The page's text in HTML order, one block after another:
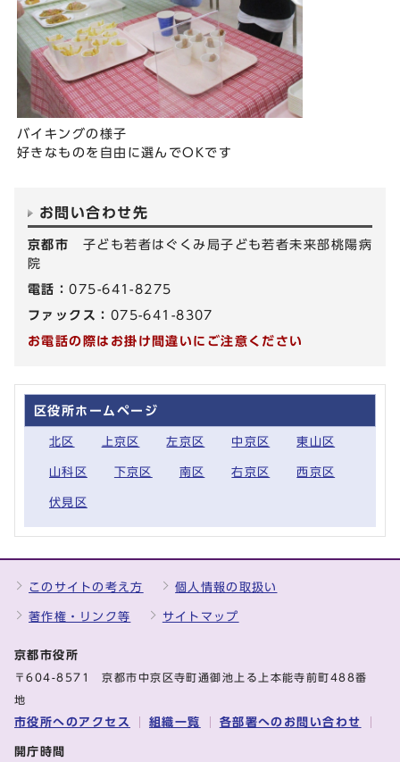
バイキングの様子
好きなものを自由に選んでOKです
お問い合わせ先
京都市 子ども若者はぐくみ局子ども若者未来部桃陽病
院
電話：075-641-8275
ファックス： 075-641-8307
お電話の際はお掛け間違いにご注意ください
区役所ホームページ
北区 上京区 左京区 中京区 東山区
山科区 下京区 南区 右京区 西京区
伏見区
このサイトの考え方 個人情報の取扱い
著作権・リンク等 サイトマップ
京都市役所
〒604-8571 京都市中京区寺町通御池上る上本能寺前町488番
地
市役所へのアクセス 組織一覧 各部署へのお問い合わせ
開庁時間